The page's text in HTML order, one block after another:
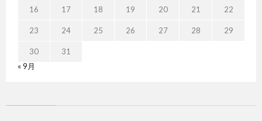
16 17 18 19 20 21 22
23 24 25 26 27 28 29
30
31
« 9月